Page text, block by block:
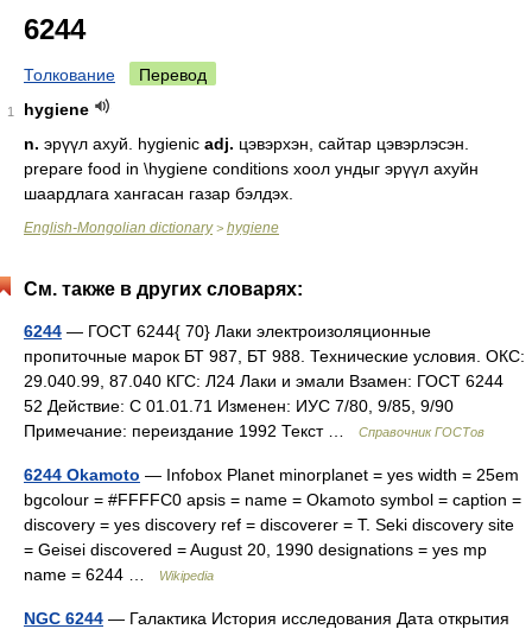
6244
Толкование Перевод
1
hygiene
n. эрүүл ахуй. hygienic adj. цэвэрхэн, сайтар цэвэрлэсэн.
prepare food in \hygiene conditions хоол ундыг эрүүл ахуйн
шаардлага хангасан газар бэлдэх.
English-Mongolian dictionary> hygiene
См. также в других словарях:
6244 — ГОСТ 6244{ 70} Лаки электроизоляционные
пропиточные марок БТ 987, БТ 988. Технические условия. ОКС:
29.040.99, 87.040 КГС: Л24 Лаки и эмали Взамен: ГОСТ 6244
52 Действие: С 01.01.71 Изменен: ИУС 7/80, 9/85, 9/90
Примечание: переиздание 1992 Текст …
Справочник ГОСТов
6244 Okamoto — Infobox Planet minorplanet = yes width = 25em
bgcolour = #FFFFC0 apsis = name = Okamoto symbol = caption =
discovery = yes discovery ref = discoverer = T. Seki discovery site
= Geisei discovered = August 20, 1990 designations = yes mp
name = 6244 …
Wikipedia
NGC 6244 — Галактика История исследования Дата открытия